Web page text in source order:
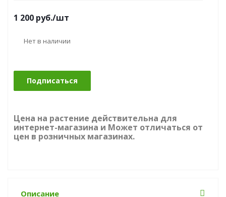
1 200 руб./шт
Нет в наличии
Подписаться
Цена на растение действительна для
интернет-магазина и Может отличаться от
цен в розничных магазинах.
Описание